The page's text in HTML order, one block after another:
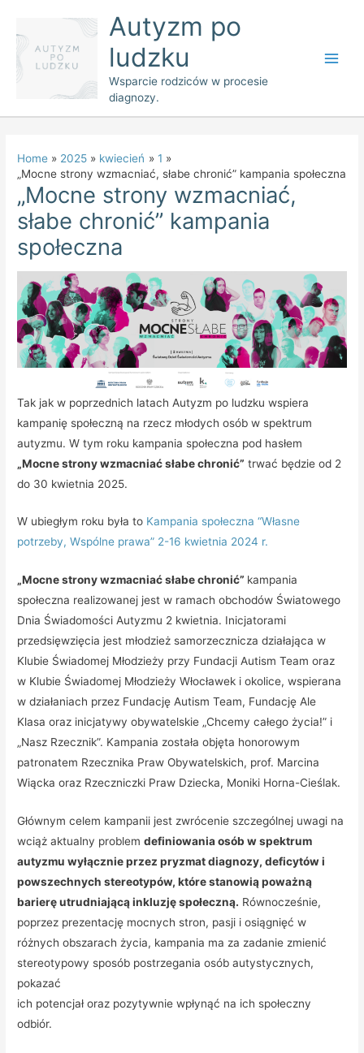
content
Autyzm po
ludzku
Wsparcie rodziców w procesie
diagnozy.
Home 2025 kwiecień
1
„Mocne strony wzmacniać, słabe chronić” kampania społeczna
„Mocne strony wzmacniać,
słabe chronić” kampania
społeczna
Tak jak w poprzednich latach Autyzm po ludzku wspiera
kampanię społeczną na rzecz młodych osób w spektrum
autyzmu. W tym roku kampania społeczna pod hasłem
„Mocne strony wzmacniać słabe chronić” trwać będzie od 2
do 30 kwietnia 2025.
W ubiegłym roku była to Kampania społeczna “Własne
potrzeby, Wspólne prawa” 2-16 kwietnia 2024 r.
„Mocne strony wzmacniać słabe chronić” kampania
społeczna realizowanej jest w ramach obchodów Światowego
Dnia Świadomości Autyzmu 2 kwietnia. Inicjatorami
przedsięwzięcia jest młodzież samorzecznicza działająca w
Klubie Świadomej Młodzieży przy Fundacji Autism Team oraz
w Klubie Świadomej Młodzieży Włocławek i okolice, wspierana
w działaniach przez Fundację Autism Team, Fundację Ale
Klasa oraz inicjatywy obywatelskie „Chcemy całego życia!” i
„Nasz Rzecznik”. Kampania została objęta honorowym
patronatem Rzecznika Praw Obywatelskich, prof. Marcina
Wiącka oraz Rzeczniczki Praw Dziecka, Moniki Horna-Cieślak.
Głównym celem kampanii jest zwrócenie szczególnej uwagi na
wciąż aktualny problemdefiniowania osób w spektrum
autyzmu wyłącznie przez pryzmat diagnozy, deficytów i
powszechnych stereotypów, które stanowią poważną
barierę utrudniającą inkluzję społeczną. Równocześnie,
poprzez prezentację mocnych stron, pasji i osiągnięć w
różnych obszarach życia, kampania ma za zadanie zmienić
stereotypowy sposób postrzegania osób autystycznych,
pokazać
ich potencjał oraz pozytywnie wpłynąć na ich społeczny
odbiór.